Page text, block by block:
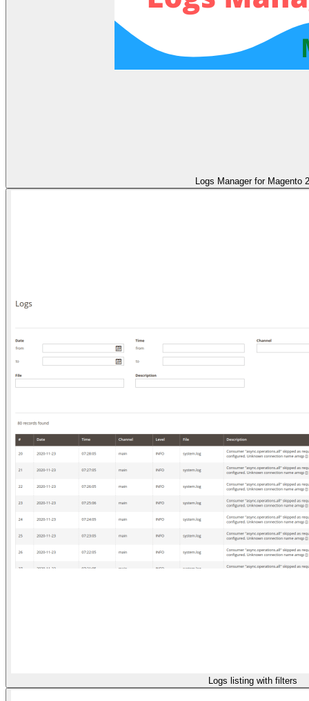
Logs Manager for Magento 2
Logs listing with filters